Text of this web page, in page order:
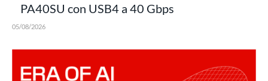
PA40SU con USB4 a 40 Gbps
05/08/2026